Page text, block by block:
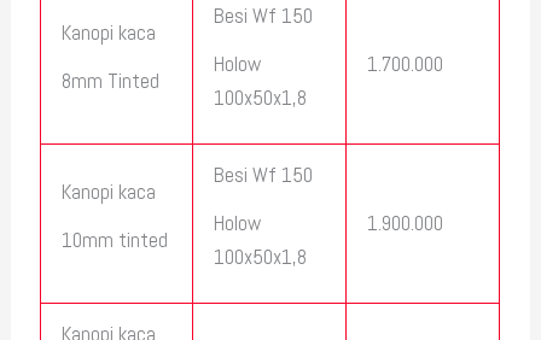
Kanopi kaca
8mm Tinted
Besi Wf 150
Holow
100x50x1,8
1.700.000
Kanopi kaca
10mm tinted
Besi Wf 150
Holow
100x50x1,8
1.900.000
Kanopi kaca